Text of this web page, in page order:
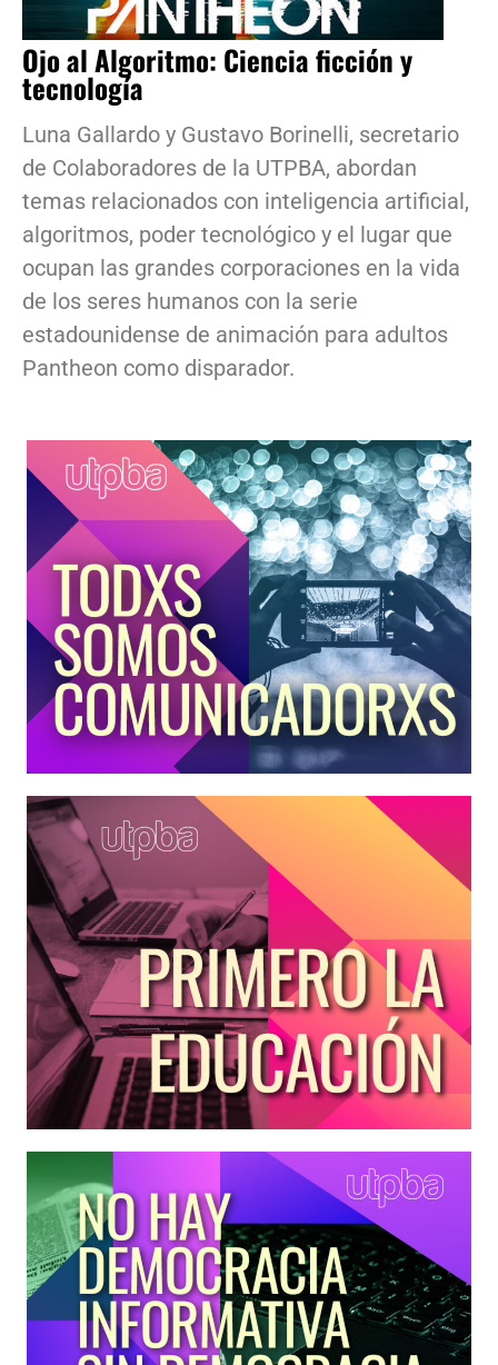
Ojo al Algoritmo: Ciencia ficción y
tecnología
Luna Gallardo y Gustavo Borinelli, secretario
de Colaboradores de la UTPBA, abordan
temas relacionados con inteligencia artificial,
algoritmos, poder tecnológico y el lugar que
ocupan las grandes corporaciones en la vida
de los seres humanos con la serie
estadounidense de animación para adultos
Pantheon como disparador.